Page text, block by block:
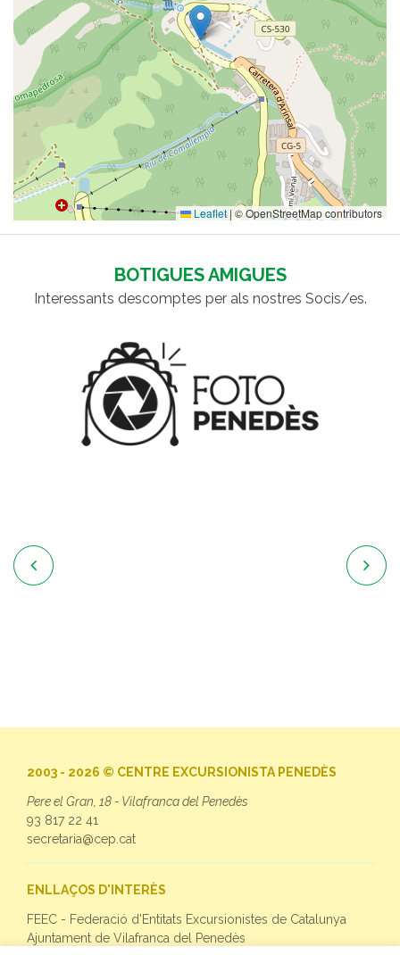
Leaflet |© OpenStreetMap contributors
BOTIGUES AMIGUES
Interessants descomptes per als nostres Socis/es.
 
2003 - 2026 © CENTRE EXCURSIONISTA PENEDÈS
Pere el Gran, 18 - Vilafranca del Penedès
93 817 22 41
secretaria@cep.cat
ENLLAÇOS D'INTERÈS
FEEC - Federació d'Entitats Excursionistes de Catalunya
Ajuntament de Vilafranca del Penedès